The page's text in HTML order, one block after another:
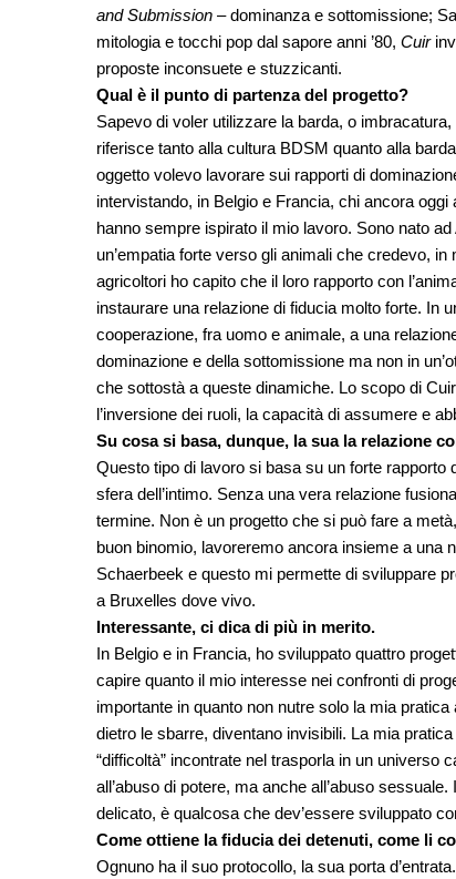
and Submission – dominanza e sottomissione;
mitologia e tocchi pop dal sapore anni ’80, Cuir
proposte inconsuete e stuzzicanti.
Qual è il punto di partenza del progetto?
Sapevo di voler utilizzare la barda, o
riferisce tanto alla cultura BDSM quanto alla
oggetto volevo lavorare sui rapporti di
intervistando, in Belgio e Francia, chi ancora
hanno sempre ispirato il mio lavoro. Sono nato
un’empatia forte verso gli animali che credevo,
agricoltori ho capito che il loro rapporto con
instaurare una relazione di fiducia molto forte. In
cooperazione, fra uomo e animale, a una
dominazione e della sottomissione ma non in
che sottostà a queste dinamiche. Lo scopo di
l’inversione dei ruoli, la capacità di assumere e
Su cosa si basa, dunque, la sua la relazione
Questo tipo di lavoro si basa su un forte
sfera dell’intimo. Senza una vera relazione
termine. Non è un progetto che si può fare a
buon binomio, lavoreremo ancora insieme a una
Schaerbeek e questo mi permette di sviluppare
a Bruxelles dove vivo.
Interessante, ci dica di più in merito.
In Belgio e in Francia, ho sviluppato quattro
capire quanto il mio interesse nei confronti di
importante in quanto non nutre solo la mia
dietro le sbarre, diventano invisibili. La mia
“difficoltà” incontrate nel trasporla in un
all’abuso di potere, ma anche all’abuso
delicato, è qualcosa che dev’essere sviluppato
Come ottiene la fiducia dei detenuti, come li
Ognuno ha il suo protocollo, la sua porta